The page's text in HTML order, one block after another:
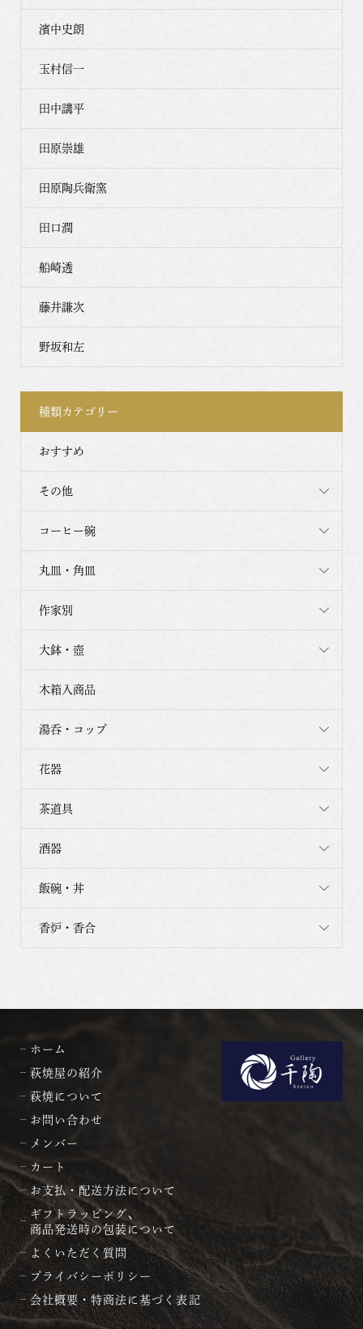
濱中史朗
玉村信一
田中講平
田原崇雄
田原陶兵衛窯
田口潤
船崎透
藤井謙次
野坂和左
種類カテゴリー
おすすめ
その他
コーヒー碗
丸皿・角皿
作家別
大鉢・壺
木箱入商品
湯呑・コップ
花器
茶道具
酒器
飯碗・丼
香炉・香合
ホーム
萩焼屋の紹介
萩焼について
お問い合わせ
メンバー
カート
お支払・配送方法について
ギフトラッピング、
商品発送時の包装について
よくいただく質問
プライバシーポリシー
会社概要・特商法に基づく表記